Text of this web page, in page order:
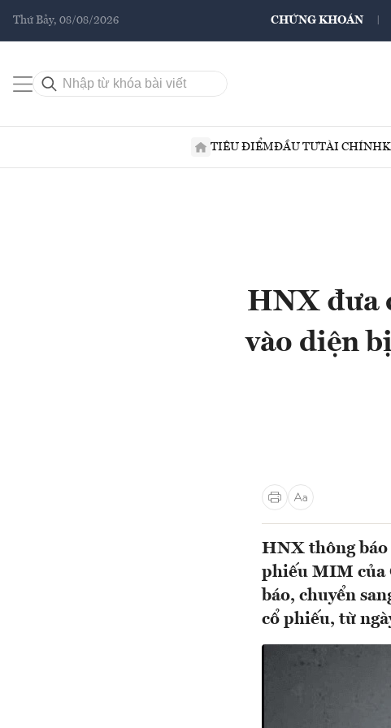
Thứ Bảy, 08/08/2026 CHỨNG KHOÁN
TIÊU ĐIỂMĐẦU TƯTÀI CHÍNH
HNX đưa
vào diện
HNX thông báo
phiếu MIM của
báo, chuyển
cổ phiếu, từ